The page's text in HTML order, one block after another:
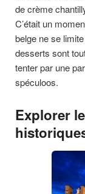
de crème
C’était un
belge ne se
desserts sont
tenter par une
spéculoos.
Explorer